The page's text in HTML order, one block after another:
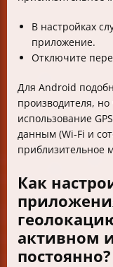
В настройках
приложение.
Отключите
Для Android
производителя,
использование
данным (Wi-Fi и
приблизительное
Как
активном
постоянно?